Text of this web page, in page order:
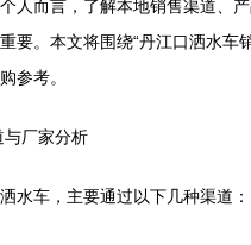
人而言，了解本地销售渠道、
要。本文将围绕“丹江口洒水车
参考。
与厂家分析
水车，主要通过以下几种渠道：